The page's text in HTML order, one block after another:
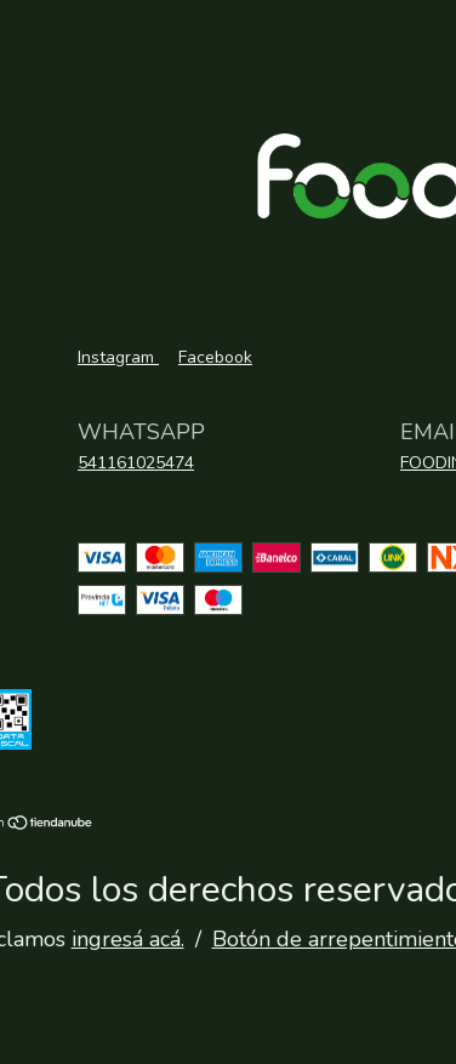
Instagram Facebook
WHATSAPP
541161025474
los derechos
ingresá acá. / Botón de